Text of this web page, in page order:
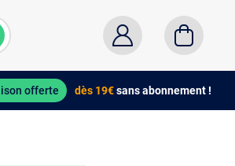
offerte dès 19€sans abonnement !